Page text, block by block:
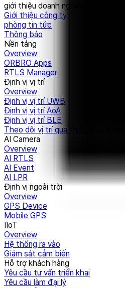
giới thiệu doanh nghiệp
Giới thiệu công ty
phòng tin tức
Thông báo
Nền tảng
Overview
ORBRO Apps
RTLS Manager
Định vị vị trí
Overview
Định vị vị trí UWB
Định vị vị trí AoA
Định vị vị trí BLE
Theo dõi vị trí qua thiết bị di động
AI Camera
Overview
AI RTLS
AI Event
AI LPR
Định vị ngoài trời
Overview
GPS Device
Mobile GPS
IIoT
Overview
Hệ thống ra vào
Giám sát cảm biến
Hỗ trợ khách hàng
Yêu cầu tư vấn triển khai
Yêu cầu làm đại lý